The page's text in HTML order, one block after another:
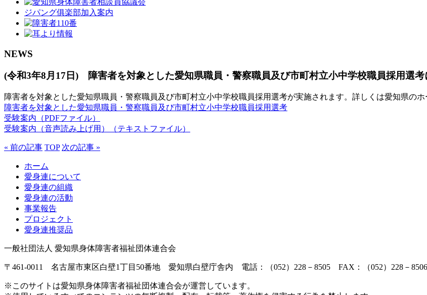
ジパング俱楽部加入案内
NEWS
(令和3年8月17日) 障害者を対象とした愛知県職員・警察職員及び市町村立小中学校職員採用選考
障害者を対象とした愛知県職員・警察職員及び市町村立小中学校職員採用選考が実施されます。詳しくは愛知県のホ
障害者を対象とした愛知県職員・警察職員及び市町村立小中学校職員採用選考
受験案内（PDFファイル）
受験案内（音声読み上げ用）（テキストファイル）
« 前の記事 TOP 次の記事 »
ホーム
愛身連について
愛身連の組織
愛身連の活動
事業報告
プロジェクト
愛身連推奨品
一般社団法人 愛知県身体障害者福祉団体連合会
〒461-0011 名古屋市東区白壁1丁目50番地 愛知県白壁庁舎内 電話：（052）228－8505 FAX：（052）228－8506
※このサイトは愛知県身体障害者福祉団体連合会が運営しています。